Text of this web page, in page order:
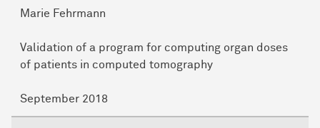
Marie Fehrmann
Validation of a program for computing organ doses
of patients in computed tomography
September 2018